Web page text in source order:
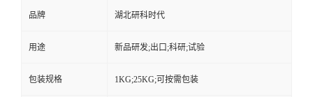
品牌 湖北研科时代
用途 新品研发;出口;科研;试验
包装规格 1KG;25KG;可按需包装